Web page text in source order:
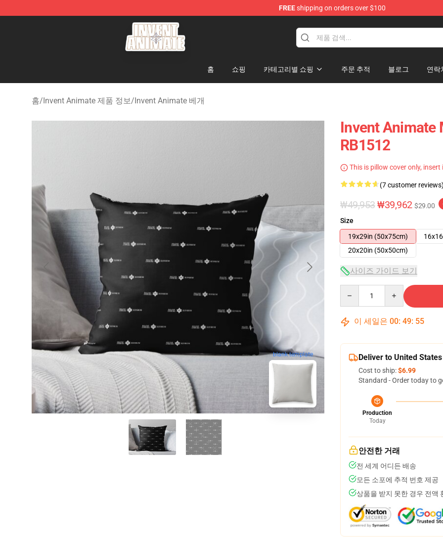
FREEshipping on orders over $100
Invent Animate Shop - Official Invent Animate Merchandise Store
홈 쇼핑 카테고리별 쇼핑 주문 추적 블로그 연락
홈/Invent Animate 제품 정보/Invent Animate 베개
blank template
Invent Animate
RB1512
This is pillow cover only,
(7 customer
₩49,953 ₩39,962 $29.00
Size
19x29in (50x75cm)
20x20in (50x50cm)
사이즈 가이드 보기
이 세일은 00: 49: 54
Deliver to United States
Cost to ship:$6.99
Standard - Order today to
Production
Today
안전한 거래
전 세계 어디든 배송
모든 소포에 추적 번호 제공
상품을 받지 못한 경우 전액